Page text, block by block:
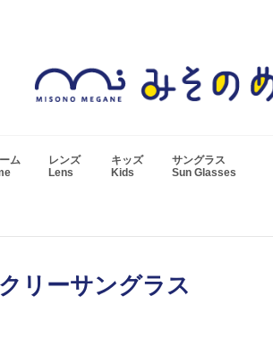
ム
レンズ
Lens
キッズ
Kids
サングラス
Sun Glasses
リーサングラス